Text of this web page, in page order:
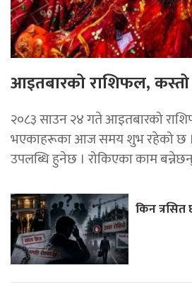
आइतबारको राशिफल,
२०८३ साउन २४ गते आइतबारको
भएकाहरूका आज समय शुभ रहेको छ ।
उपलब्धि हुनेछ । रोकिएका काम
किन त्रसित